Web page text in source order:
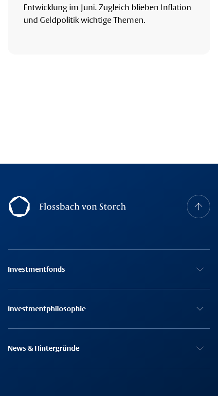
Entwicklung im Juni. Zugleich blieben Inflation
und Geldpolitik wichtige Themen.
Footer Navigation
Investmentfonds
Investmentphilosophie
News & Hintergründe